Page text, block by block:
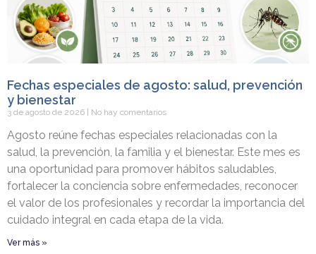
Fechas especiales de agosto: salud, prevención
y bienestar
3 de agosto de 2026 No hay comentarios
Agosto reúne fechas especiales relacionadas con la
salud, la prevención, la familia y el bienestar. Este mes es
una oportunidad para promover hábitos saludables,
fortalecer la conciencia sobre enfermedades, reconocer
el valor de los profesionales y recordar la importancia del
cuidado integral en cada etapa de la vida.
Ver más »